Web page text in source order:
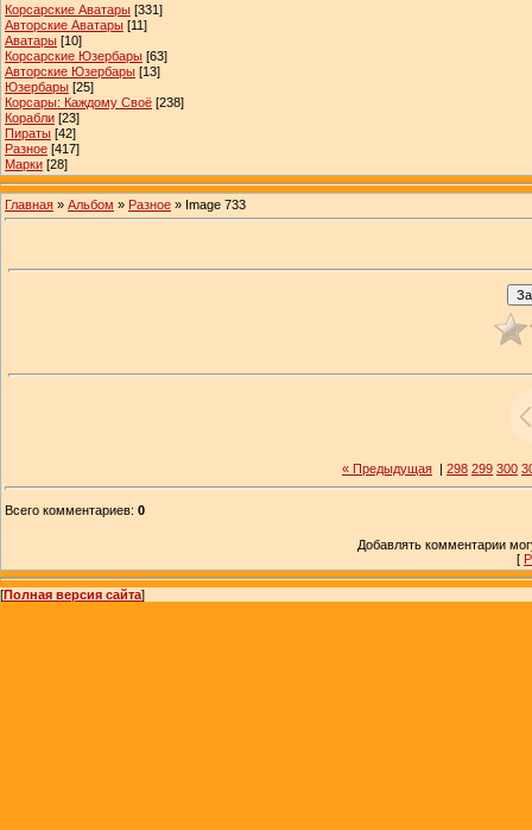
Корсарские Аватары [331]
Авторские Аватары [11]
Аватары [10]
Корсарские Юзербары [63]
Авторские Юзербары [13]
Юзербары [25]
Корсары: Каждому Своё [238]
Корабли [23]
Пираты [42]
Разное [417]
Марки [28]
Главная » Альбом » Разное » Image 733
« Предыдущая 298 299 300
Всего комментариев: 0
Добавлять комментарии
[
[Полная версия сайта]